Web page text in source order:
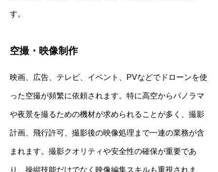
す。
空撮・映像制作
映画、広告、テレビ、イベント、PVなどでドローンを使
った空撮が頻繁に依頼されます。特に高空からパノラマ
や夜景を撮るための機材が求められることが多く、撮影
計画、飛行許可、撮影後の映像処理まで一連の業務が含
まれます。撮影クオリティや安全性の確保が重要であ
り、操縦技能だけでなく映像編集スキルも重視されま